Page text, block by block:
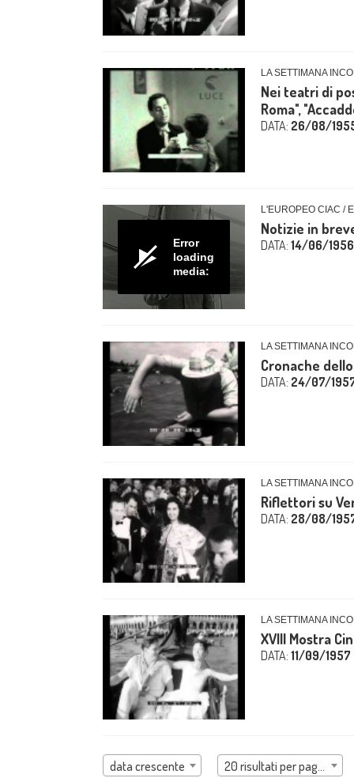
LA SETTIMANA
Nei teatri di
Roma",
DATA: 26/08/
Error
loading
media:
L'EUROPEO CIAC /
Notizie in
DATA: 14/06/1956
LA SETTIMANA
Cronache
DATA: 24/07/
LA SETTIMANA
Riflettori su
DATA: 28/08/
LA SETTIMANA
XVIII Mostra
DATA: 11/09/1957
data crescente
20 risultati per pagina